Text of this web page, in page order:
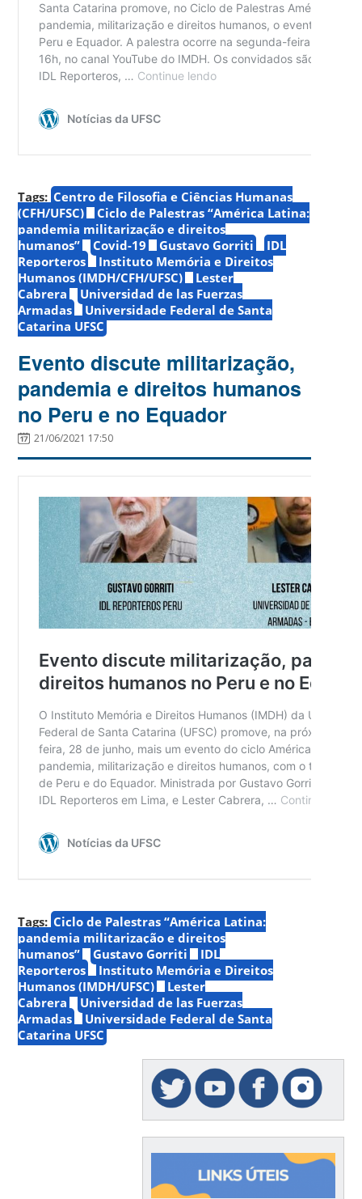
Tags: Centro de Filosofia e Ciências Humanas
(CFH/UFSC)
Ciclo de Palestras “América Latina:
pandemia militarização e direitos
humanos”
Covid-19 Gustavo Gorriti
IDL
Reporteros
Instituto Memória e Direitos
Humanos (IMDH/CFH/UFSC)
Lester
Cabrera
Universidad de las Fuerzas
Armadas
Universidade Federal de Santa
Catarina UFSC
Evento discute militarização,
pandemia e direitos humanos
no Peru e no Equador
21/06/2021 17:50
Tags: Ciclo de Palestras “América Latina:
pandemia militarização e direitos
humanos”
Gustavo Gorriti
IDL
Reporteros
Instituto Memória e Direitos
Humanos (IMDH/UFSC)
Lester
Cabrera
Universidad de las Fuerzas
Armadas
Universidade Federal de Santa
Catarina UFSC